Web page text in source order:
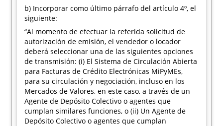
b) Incorporar como último párrafo del artículo 4º, el
siguiente:
“Al momento de efectuar la referida solicitud de
autorización de emisión, el vendedor o locador
deberá seleccionar una de las siguientes opciones
de transmisión: (i) El Sistema de Circulación Abierta
para Facturas de Crédito Electrónicas MiPyMEs,
para su circulación y negociación, incluso en los
Mercados de Valores, en este caso, a través de un
Agente de Depósito Colectivo o agentes que
cumplan similares funciones, o (ii) Un Agente de
Depósito Colectivo o agentes que cumplan